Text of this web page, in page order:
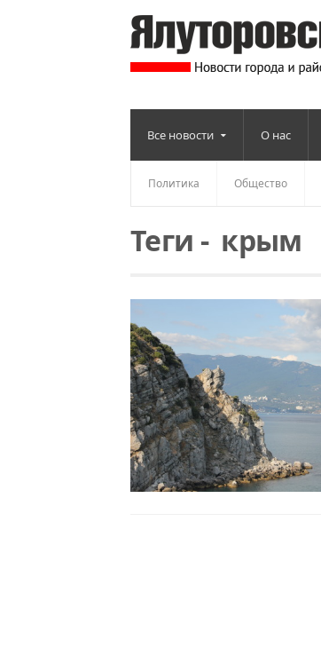
Все новости О нас
Политика Общество
Теги -крым
Читать